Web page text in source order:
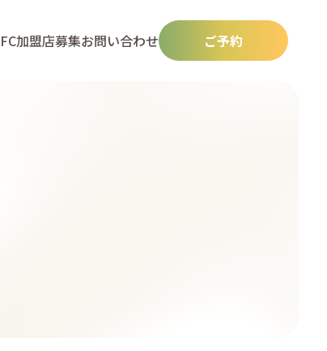
FC加盟店募集お問い合わせ ご予約